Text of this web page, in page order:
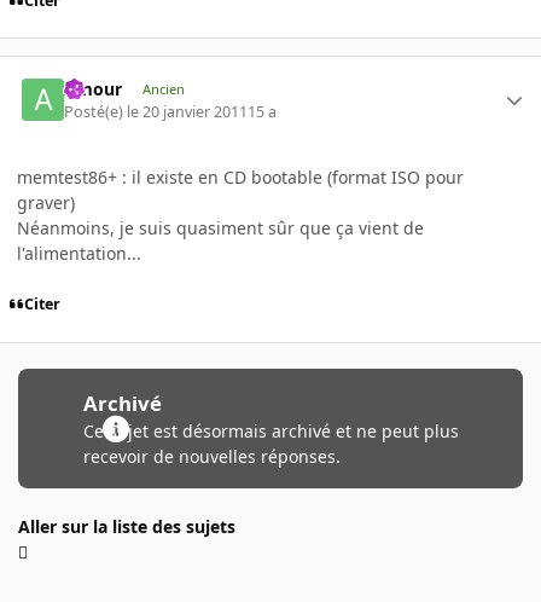
Amour Ancien
Posté(e) le 20 janvier 201115 a
memtest86+ : il existe en CD bootable (format ISO pour
graver)
Néanmoins, je suis quasiment sûr que ça vient de
l'alimentation...
Citer
Archivé
Ce sujet est désormais archivé et ne peut plus
recevoir de nouvelles réponses.
Aller sur la liste des sujets